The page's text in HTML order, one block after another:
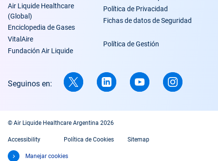
Air Liquide Healthcare
(Global)
Enciclopedia de Gases
VitalAire
Fundación Air Liquide
Política de Privacidad
Fichas de datos de Seguridad
Política de Gestión
Seguinos en:
© Air Liquide Healthcare Argentina 2026
Accessibility Política de Cookies Sitemap
Manejar cookies